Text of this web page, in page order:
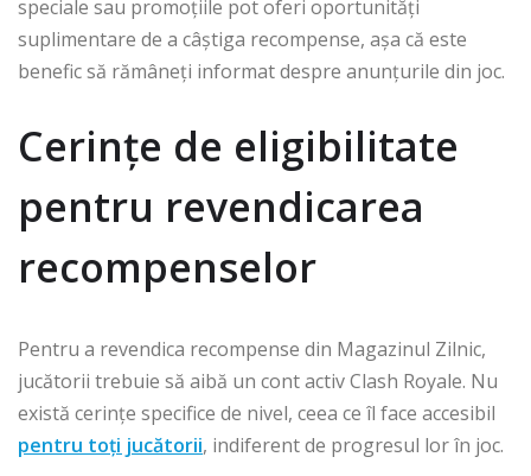
speciale sau promoțiile pot oferi oportunități
suplimentare de a câștiga recompense, așa că este
benefic să rămâneți informat despre anunțurile din joc.
Cerințe de eligibilitate
pentru revendicarea
recompenselor
Pentru a revendica recompense din Magazinul Zilnic,
jucătorii trebuie să aibă un cont activ Clash Royale. Nu
există cerințe specifice de nivel, ceea ce îl face accesibil
pentru toți jucătorii, indiferent de progresul lor în joc.